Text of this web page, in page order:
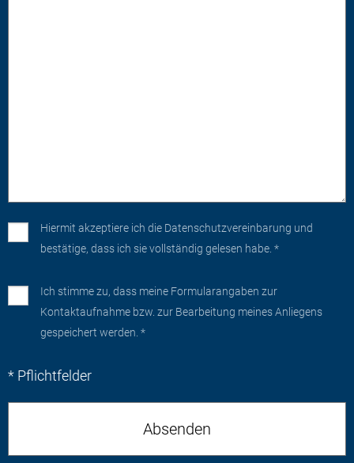
Hiermit akzeptiere ich die Datenschutzvereinbarung und
bestätige, dass ich sie vollständig gelesen habe. *
Ich stimme zu, dass meine Formularangaben zur
Kontaktaufnahme bzw. zur Bearbeitung meines Anliegens
gespeichert werden. *
* Pflichtfelder